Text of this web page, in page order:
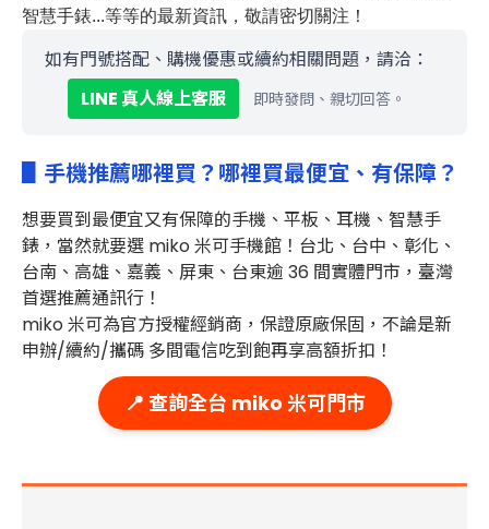
智慧手錶...等等的最新資訊，敬請密切關注！
如有門號搭配、購機優惠或續約相關問題，請洽：
LINE 真人線上客服
即時發問、親切回答。
▋手機推薦哪裡買？哪裡買最便宜、有保障？
想要買到最便宜又有保障的手機、平板、耳機、智慧手
錶，當然就要選 miko 米可手機館！台北、台中、彰化、
台南、高雄、嘉義、屏東、台東逾 36 間實體門市 ，臺灣
首選推薦通訊行！
miko 米可為官方授權經銷商，保證原廠保固，不論是新
申辦/續約/攜碼 多間電信吃到飽再享高額折扣！
📍 查詢全台 miko 米可門市